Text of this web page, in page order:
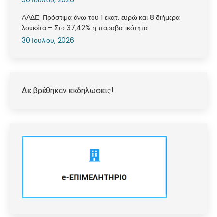
ΑΑΔΕ: Πρόστιμα άνω του 1 εκατ. ευρώ και 8 διήμερα
λουκέτα – Στο 37,42% η παραβατικότητα
30 Ιουλίου, 2026
Δε βρέθηκαν εκδηλώσεις!